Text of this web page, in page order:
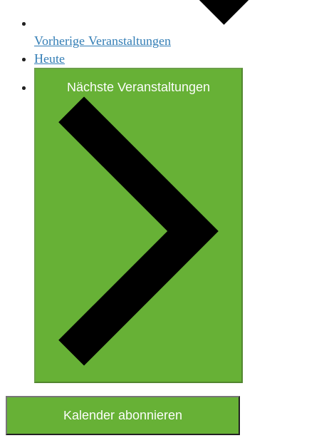
Vorherige Veranstaltungen
Heute
Nächste Veranstaltungen
Kalender abonnieren